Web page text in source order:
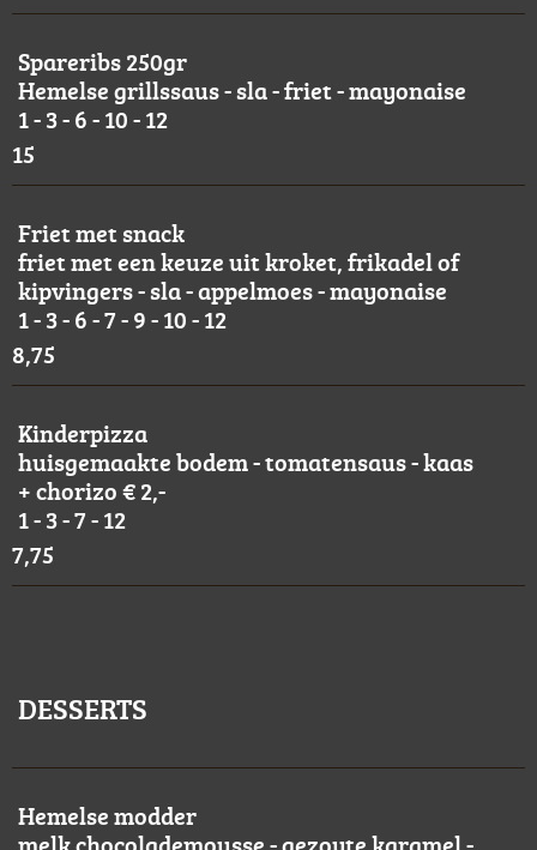
Spareribs 250gr
Hemelse grillssaus - sla - friet - mayonaise
1 - 3 - 6 - 10 - 12
15
Friet met snack
friet met een keuze uit kroket, frikadel of
kipvingers - sla - appelmoes - mayonaise
1 - 3 - 6 - 7 - 9 - 10 - 12
8,75
Kinderpizza
huisgemaakte bodem - tomatensaus - kaas
+ chorizo € 2,-
1 - 3 - 7 - 12
7,75
DESSERTS
Hemelse modder